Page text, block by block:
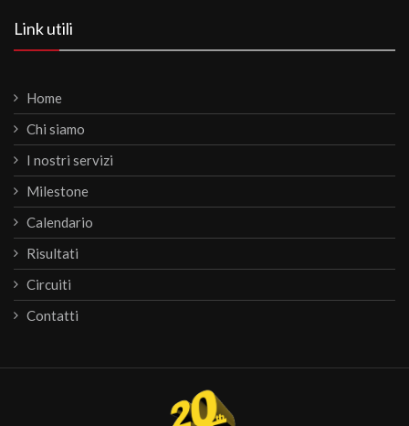
Link utili
Home
Chi siamo
I nostri servizi
Milestone
Calendario
Risultati
Circuiti
Contatti